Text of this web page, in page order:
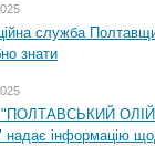
служба
знати
"ПОЛТАВСЬКИЙ
інформацію